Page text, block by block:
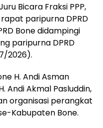
Bicara Fraksi PPP,
rapat paripurna DPRD
Bone didampingi
paripurna DPRD
2026).
H. Andi Asman
Andi Akmal Pasluddin,
organisasi perangkat
Kabupaten Bone.